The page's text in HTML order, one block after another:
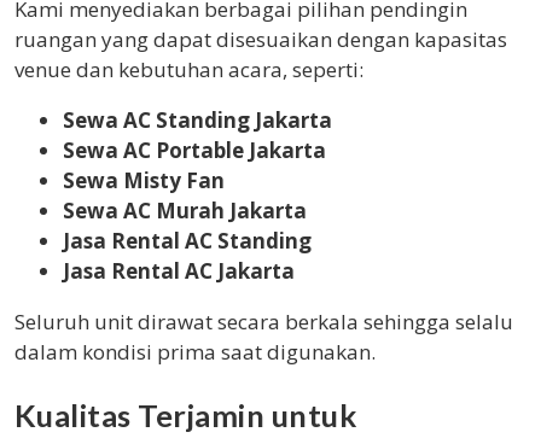
Kami menyediakan berbagai pilihan pendingin
ruangan yang dapat disesuaikan dengan kapasitas
venue dan kebutuhan acara, seperti:
Sewa AC Standing Jakarta
Sewa AC Portable Jakarta
Sewa Misty Fan
Sewa AC Murah Jakarta
Jasa Rental AC Standing
Jasa Rental AC Jakarta
Seluruh unit dirawat secara berkala sehingga selalu
dalam kondisi prima saat digunakan.
Kualitas Terjamin untuk